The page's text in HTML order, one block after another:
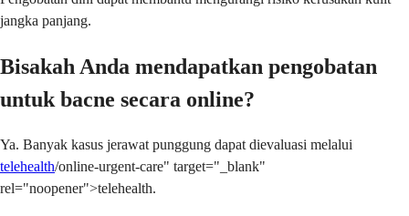
jangka panjang.
Bisakah Anda mendapatkan pengobatan
untuk bacne secara online?
Ya. Banyak kasus jerawat punggung dapat dievaluasi melalui
telehealth/online-urgent-care" target="_blank"
rel="noopener">telehealth.